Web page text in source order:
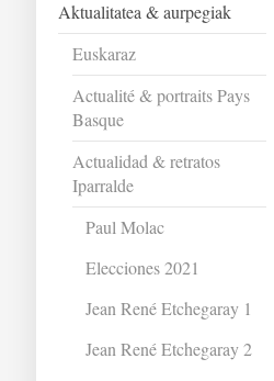
Aktualitatea & aurpegiak
Euskaraz
Actualité & portraits Pays
Basque
Actualidad & retratos
Iparralde
Paul Molac
Elecciones 2021
Jean René Etchegaray 1
Jean René Etchegaray 2